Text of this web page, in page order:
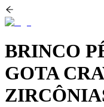
BRINCO
GOTA